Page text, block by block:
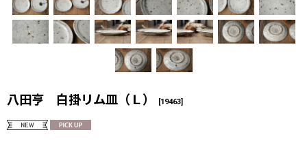
八田亨 白掛リム皿（Ｌ） [19463]